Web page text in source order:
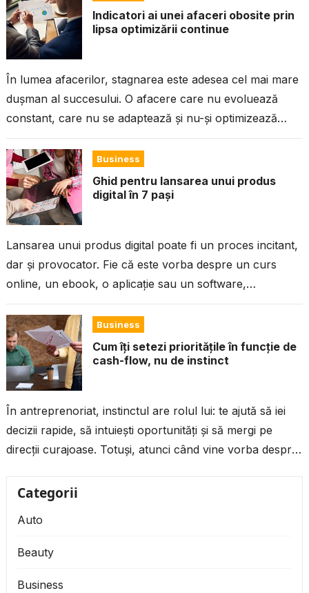
Indicatori ai unei afaceri obosite prin
lipsa optimizării continue
În lumea afacerilor, stagnarea este adesea cel mai mare
dușman al succesului. O afacere care nu evoluează
constant, care nu se adaptează și nu-și optimizează
Business
Ghid pentru lansarea unui produs
digital în 7 pași
Lansarea unui produs digital poate fi un proces incitant,
dar și provocator. Fie că este vorba despre un curs
online, un ebook, o aplicație sau un software,
Business
Cum îți setezi prioritățile în funcție de
cash-flow, nu de instinct
În antreprenoriat, instinctul are rolul lui: te ajută să iei
decizii rapide, să intuiești oportunități și să mergi pe
direcții curajoase. Totuși, atunci când vine vorba despre
Categorii
Auto
Beauty
Business